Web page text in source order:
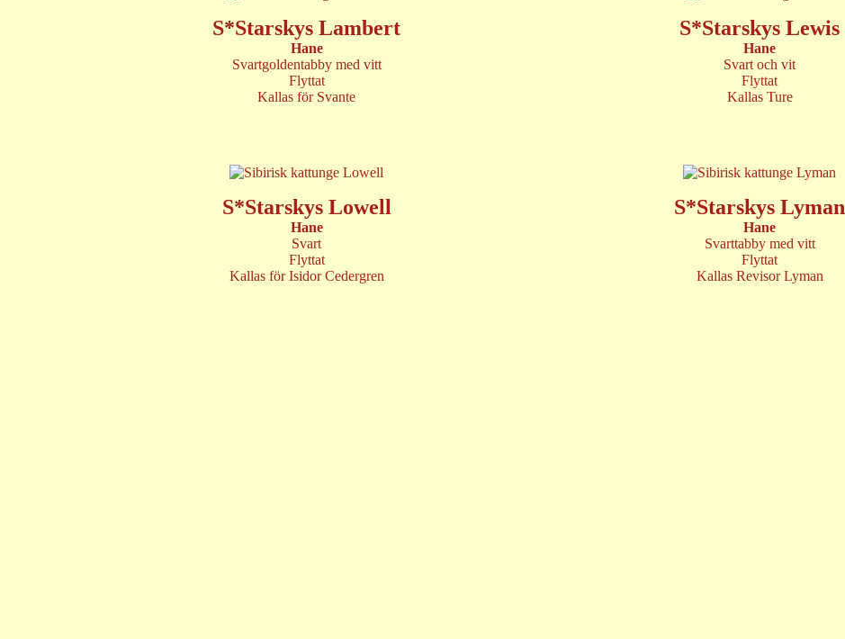
S*Starskys Lambert
Hane
Svartgoldentabby med vitt
Flyttat
Kallas för Svante
S*Starskys Lewis
Hane
Svart och vit
Flyttat
Kallas Ture
S*Starskys Lowell
Hane
Svart
Flyttat
Kallas för Isidor Cedergren
S*Starskys Lyman
Hane
Svarttabby med vitt
Flyttat
Kallas Revisor Lyman